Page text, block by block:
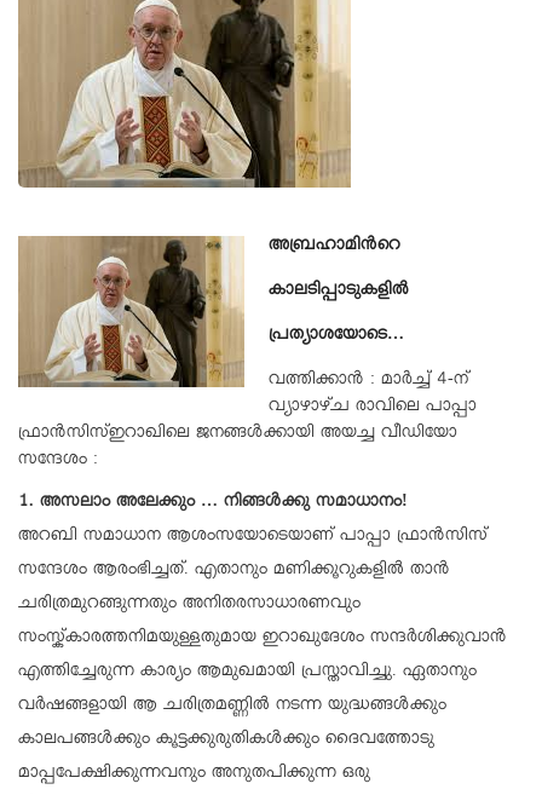
അബ്രഹാമിന്‍റെ
കാലടിപ്പാടുകളിൽ
പ്രത്യാശയോടെ…
വത്തിക്കാൻ : മാർച്ച് 4-ന്
വ്യാഴാഴ്ച രാവിലെ പാപ്പാ
ഫ്രാൻസിസ്ഇറാഖിലെ ജനങ്ങൾക്കായി അയച്ച വീഡിയോ
സന്ദേശം :
1. അസലാം അലേക്കും … നിങ്ങൾക്കു സമാധാനം!
അറബി സമാധാന ആശംസയോടെയാണ് പാപ്പാ ഫ്രാൻസിസ്
സന്ദേശം ആരംഭിച്ചത്. എതാനും മണിക്കൂറുകളിൽ താൻ
ചരിത്രമുറങ്ങുന്നതും അനിതരസാധാരണവും
സംസ്ക്കാരത്തനിമയുള്ളതുമായ ഇറാഖുദേശം സന്ദർശിക്കുവാൻ
എത്തിച്ചേരുന്ന കാര്യം ആമുഖമായി പ്രസ്താവിച്ചു. ഏതാനും
വർഷങ്ങളായി ആ ചരിത്രമണ്ണിൽ നടന്ന യുദ്ധങ്ങൾക്കും
കാലപങ്ങൾക്കും കൂട്ടക്കുരുതികൾക്കും ദൈവത്തോടു
മാപ്പപേക്ഷിക്കുന്നവനും അനുതപിക്കുന്ന ഒരു